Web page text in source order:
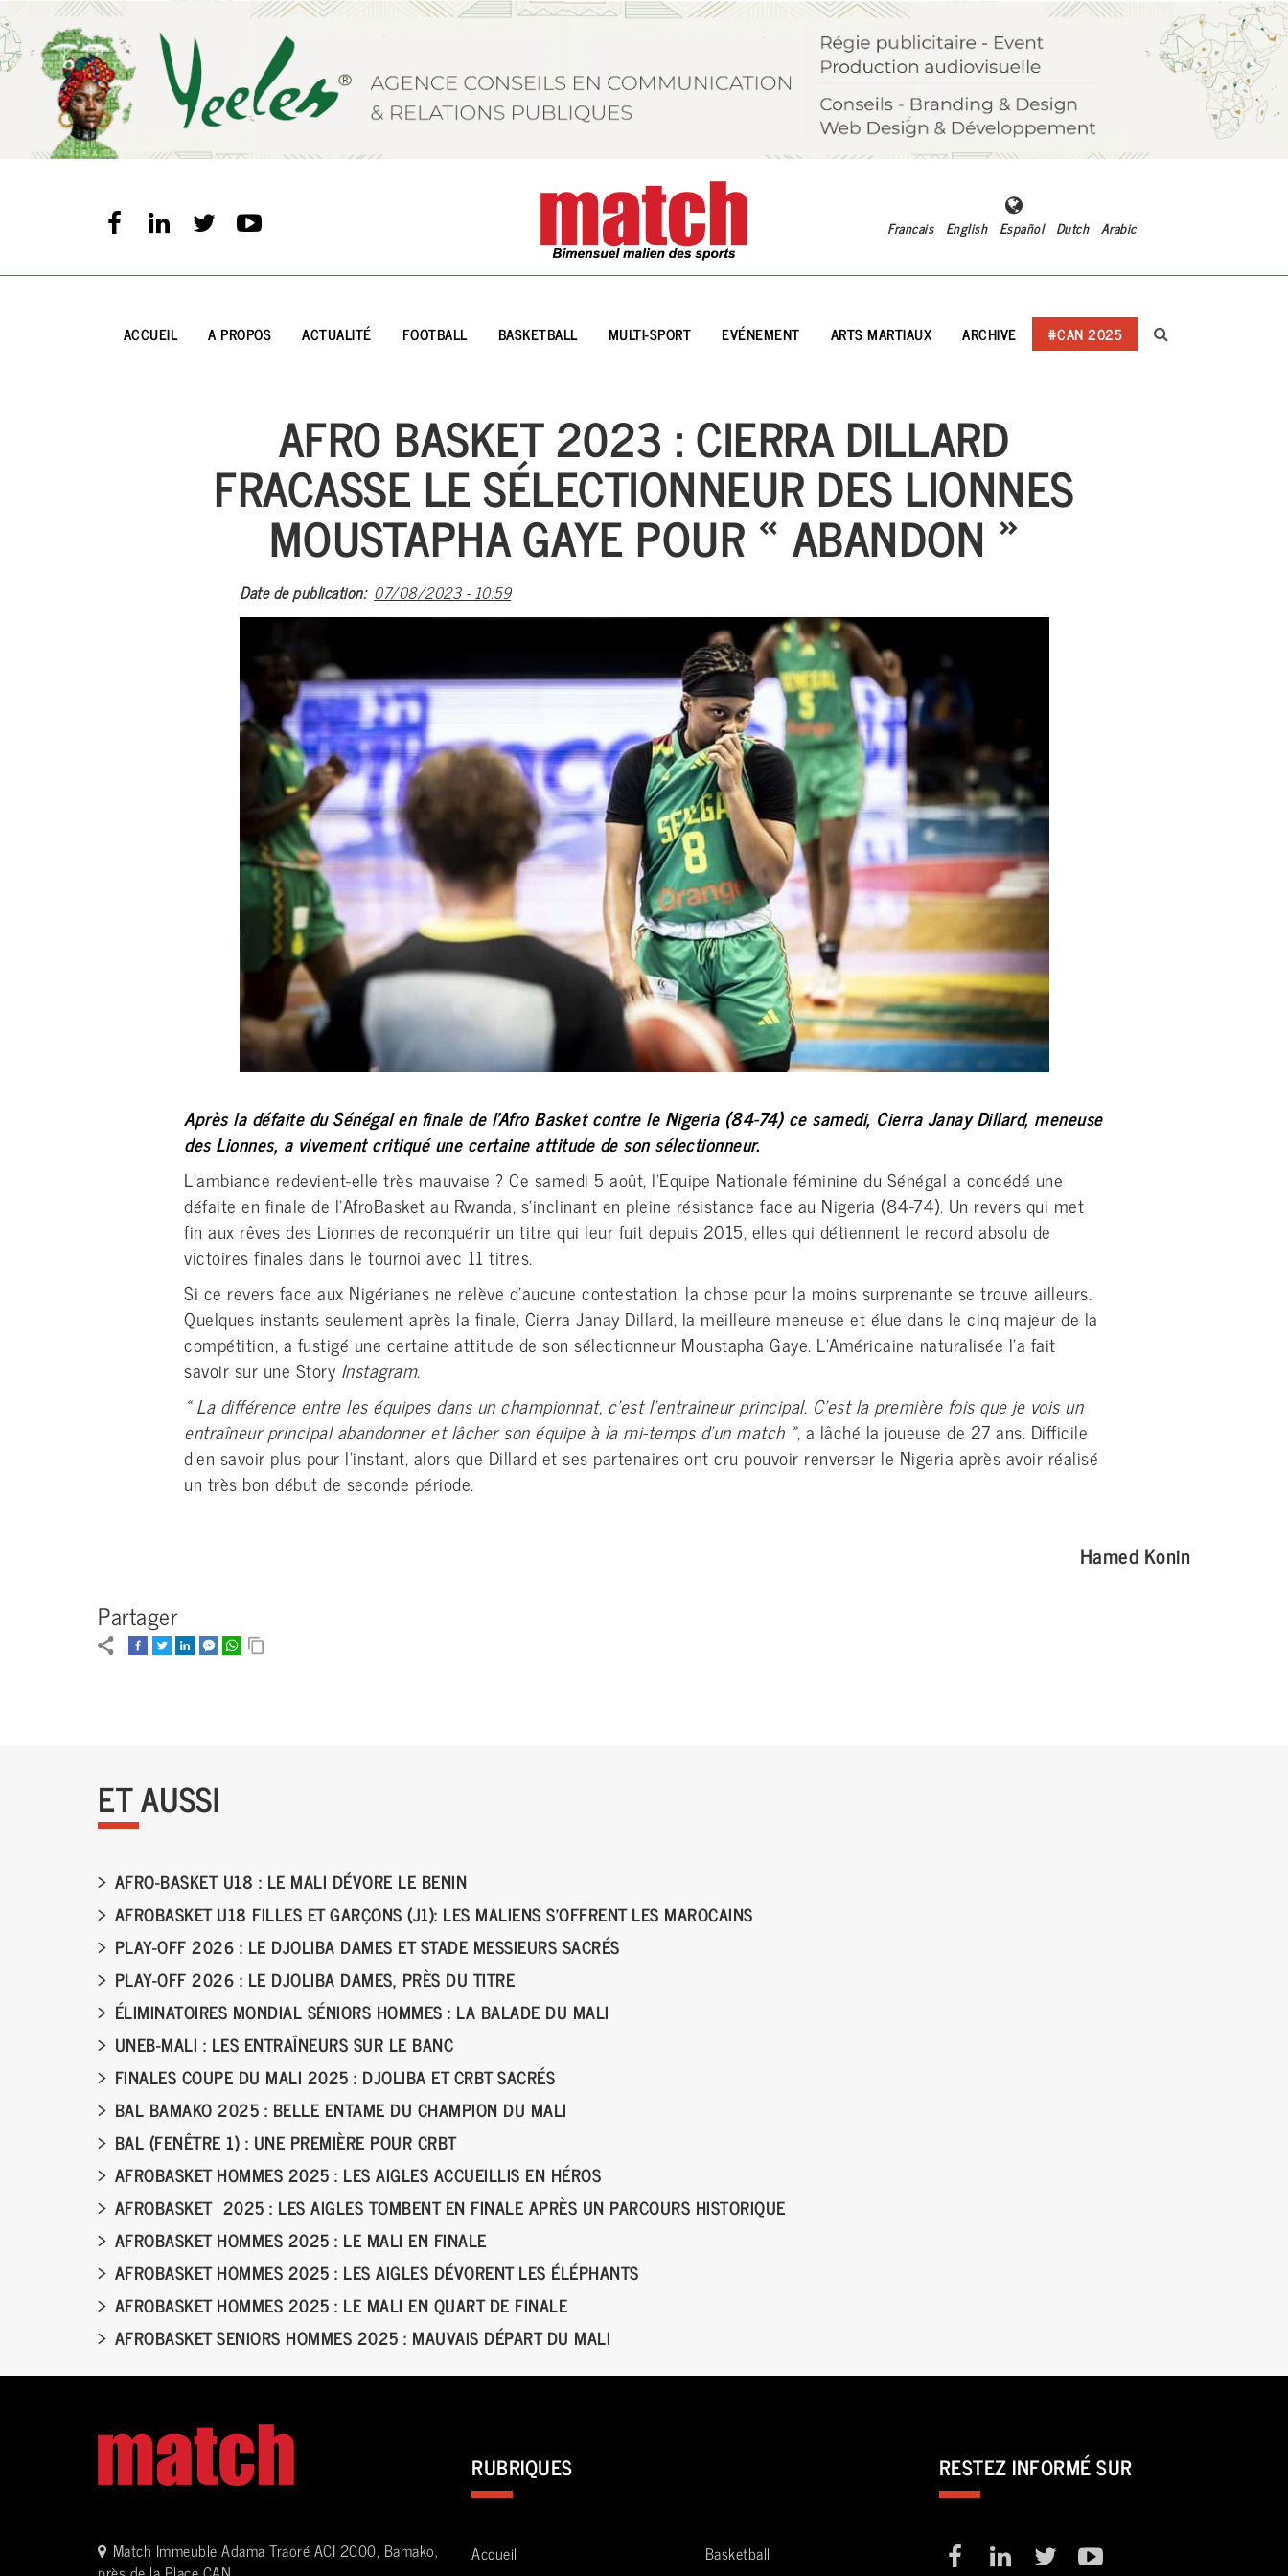
Aller
au
contenu
principal
Francais English Español Dutch Arabic
Main
ACCUEIL A PROPOS ACTUALITÉ FOOTBALL BASKETBALL MULTI-SPORT EVÉNEMENT ARTS MARTIAUX ARCHIVE #CAN 2025
AFRO BASKET 2023 : CIERRA DILLARD
FRACASSE LE SÉLECTIONNEUR DES LIONNES
MOUSTAPHA GAYE POUR « ABANDON »
Date de publication 07/08/2023 - 10:59
Après la défaite du Sénégal en finale de l’Afro Basket contre le Nigeria (84-74) ce samedi, Cierra Janay Dillard, meneuse
des Lionnes, a vivement critiqué une certaine attitude de son sélectionneur.
L’ambiance redevient-elle très mauvaise ? Ce samedi 5 août, l’Equipe Nationale féminine du Sénégal a concédé une
défaite en finale de l’AfroBasket au Rwanda, s’inclinant en pleine résistance face au Nigeria (84-74). Un revers qui met
fin aux rêves des Lionnes de reconquérir un titre qui leur fuit depuis 2015, elles qui détiennent le record absolu de
victoires finales dans le tournoi avec 11 titres.
Si ce revers face aux Nigérianes ne relève d’aucune contestation, la chose pour la moins surprenante se trouve ailleurs.
Quelques instants seulement après la finale, Cierra Janay Dillard, la meilleure meneuse et élue dans le cinq majeur de la
compétition, a fustigé une certaine attitude de son sélectionneur Moustapha Gaye. L’Américaine naturalisée l’a fait
savoir sur une Story Instagram.
« La différence entre les équipes dans un championnat, c’est l’entraîneur principal. C’est la première fois que je vois un
entraîneur principal abandonner et lâcher son équipe à la mi-temps d’un match », a lâché la joueuse de 27 ans. Difficile
d’en savoir plus pour l’instant, alors que Dillard et ses partenaires ont cru pouvoir renverser le Nigeria après avoir réalisé
un très bon début de seconde période.
Hamed Konin
Partager
ET AUSSI
AFRO-BASKET U18 : LE MALI DÉVORE LE BENIN
AFROBASKET U18 FILLES ET GARÇONS (J1): LES MALIENS S’OFFRENT LES MAROCAINS
PLAY-OFF 2026 : LE DJOLIBA DAMES ET STADE MESSIEURS SACRÉS
PLAY-OFF 2026 : LE DJOLIBA DAMES, PRÈS DU TITRE
ÉLIMINATOIRES MONDIAL SÉNIORS HOMMES : LA BALADE DU MALI
UNEB-MALI : LES ENTRAÎNEURS SUR LE BANC
FINALES COUPE DU MALI 2025 : DJOLIBA ET CRBT SACRÉS
BAL BAMAKO 2025 : BELLE ENTAME DU CHAMPION DU MALI
BAL (FENÊTRE 1) : UNE PREMIÈRE POUR CRBT
AFROBASKET HOMMES 2025 : LES AIGLES ACCUEILLIS EN HÉROS
AFROBASKET 2025 : LES AIGLES TOMBENT EN FINALE APRÈS UN PARCOURS HISTORIQUE
AFROBASKET HOMMES 2025 : LE MALI EN FINALE
AFROBASKET HOMMES 2025 : LES AIGLES DÉVORENT LES ÉLÉPHANTS
AFROBASKET HOMMES 2025 : LE MALI EN QUART DE FINALE
AFROBASKET SENIORS HOMMES 2025 : MAUVAIS DÉPART DU MALI
Match Immeuble Adama Traoré ACI 2000, Bamako,
RUBRIQUES
Accueil
Basketball
RESTEZ INFORMÉ SUR